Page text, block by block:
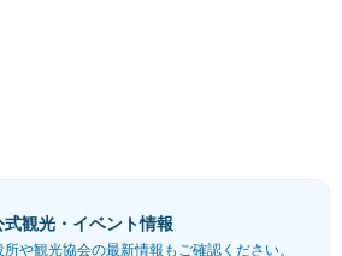
観光・イベント情報
や観光協会の最新情報もご確認ください。